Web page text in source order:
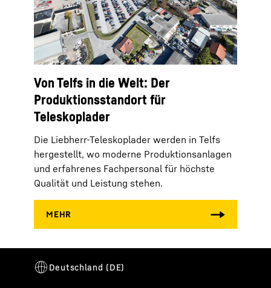
Von Telfs in die Welt: Der
Produktionsstandort für
Teleskoplader
Die Liebherr-Teleskoplader werden in Telfs
hergestellt, wo moderne Produktionsanlagen
und erfahrenes Fachpersonal für höchste
Qualität und Leistung stehen.